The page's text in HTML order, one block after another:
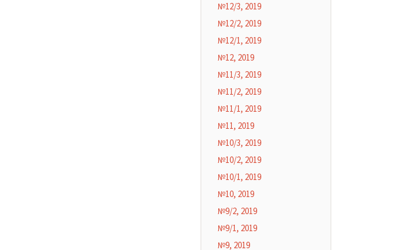
№12/3, 2019
№12/2, 2019
№12/1, 2019
№12, 2019
№11/3, 2019
№11/2, 2019
№11/1, 2019
№11, 2019
№10/3, 2019
№10/2, 2019
№10/1, 2019
№10, 2019
№9/2, 2019
№9/1, 2019
№9, 2019